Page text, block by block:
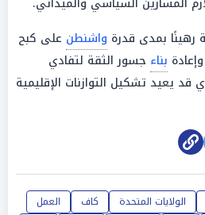
رهينًا بمدى قدرة واشنطن على كبح
بناء جسور الثقة لتفادي
قد يعيد تشكيل التوازنات الإقليمية
الولايات المتحدة كاف
العمل